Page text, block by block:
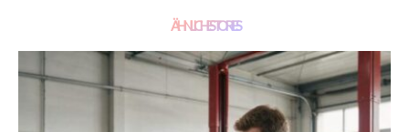
ÄHNLICHE STORIES